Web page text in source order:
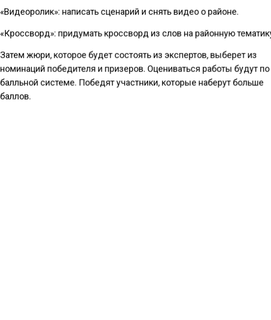
«Видеоролик»: написать сценарий и снять видео о районе.
«Кроссворд»: придумать кроссворд из слов на районную
Затем жюри, которое будет состоять из экспертов, выберет из
номинаций победителя и призеров. Оцениваться работы будут по
балльной системе. Победят участники, которые наберут больше
баллов.